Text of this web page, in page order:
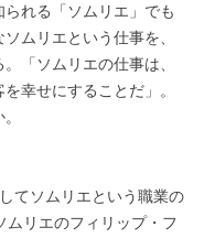
れる「ソムリエ」でも
ムリエという仕事を、
「ソムリエの仕事は、
幸せにすることだ」。
てソムリエという職業の
リエのフィリップ・フ